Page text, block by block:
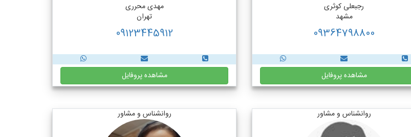
رجبعلی کوثری
مشهد
09364798800
مشاهده پروفایل
مهدی محرری
تهران
09123445912
مشاهده پروفایل
روانشناس و مشاور روانشناس و مشاور